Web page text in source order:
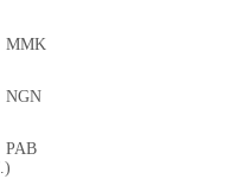
MMK
NGN
PAB